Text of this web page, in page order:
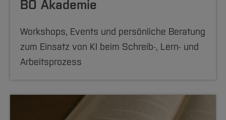
BO Akademie
Workshops, Events und persönliche Beratung
zum Einsatz von KI beim Schreib-, Lern- und
Arbeitsprozess